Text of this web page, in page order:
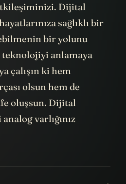
Dijital
sağlıklı bir
bir yolunu
anlamaya
çalışın ki hem
olsun hem de
oluşsun. Dijital
varlığınız